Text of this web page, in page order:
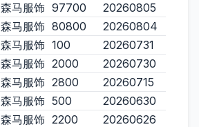
森马服饰 97700
20260805
森马服饰 80800
20260804
森马服饰 100
20260731
森马服饰 2000
20260730
森马服饰 2800
20260715
森马服饰 500
20260630
森马服饰 2200
20260626